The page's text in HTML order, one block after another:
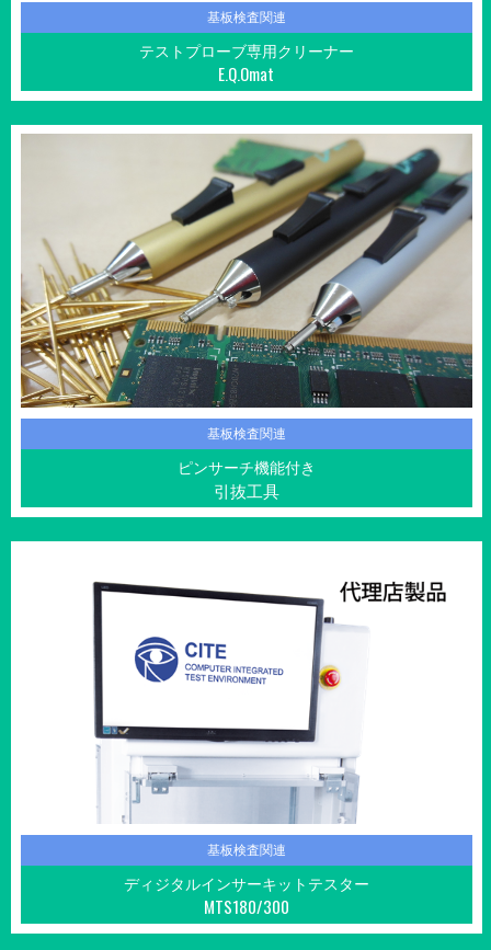
基板検査関連
テストプローブ専用クリーナー
E.Q.Omat
基板検査関連
ピンサーチ機能付き
引抜工具
基板検査関連
ディジタルインサーキットテスター
MTS180/300